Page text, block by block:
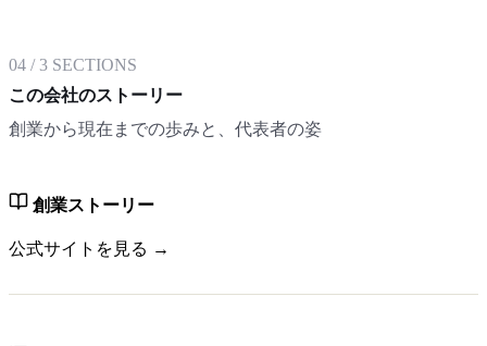
04 /3 SECTIONS
この会社のストーリー
創業から現在までの歩みと、代表者の姿
創業ストーリー
公式サイトを見る →